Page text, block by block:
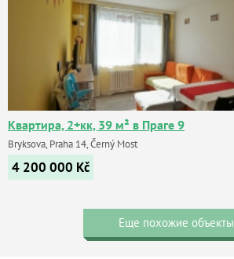
Квартира, 2+кк, 39 м² в Праге 9
Bryksova, Praha 14, Černý Most
4 200 000 Kč
Еще похожие объекты